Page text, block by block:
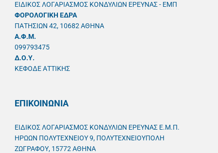
ΕΙΔΙΚΟΣ ΛΟΓΑΡΙΑΣΜΟΣ ΚΟΝΔΥΛΙΩΝ ΕΡΕΥΝΑΣ - ΕΜΠ
ΦΟΡΟΛΟΓΙΚΗ ΕΔΡΑ
ΠΑΤΗΣΙΩΝ 42, 10682 ΑΘΗΝΑ
A.Φ.Μ.
099793475
Δ.Ο.Υ.
ΚΕΦΟΔΕ ΑΤΤΙΚΗΣ
ΕΠΙΚΟΙΝΩΝΙΑ
ΕΙΔΙΚΟΣ ΛΟΓΑΡΙΑΣΜΟΣ ΚΟΝΔΥΛΙΩΝ ΕΡΕΥΝΑΣ Ε.Μ.Π.
ΗΡΩΩΝ ΠΟΛΥΤΕΧΝΕΙΟΥ 9, ΠΟΛΥΤΕΧΝΕΙΟΥΠΟΛΗ
ΖΩΓΡΑΦΟΥ, 15772 ΑΘΗΝΑ